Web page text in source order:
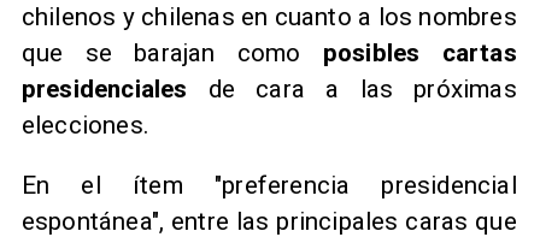
chilenos y chilenas en cuanto a los nombres
que se barajan como posibles cartas
presidenciales de cara a las próximas
elecciones.
En el ítem "preferencia presidencial
espontánea", entre las principales caras que